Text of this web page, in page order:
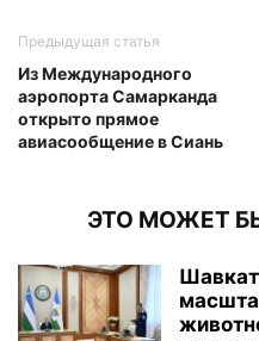
Предыдущая статья
Из Международного
аэропорта Самарканда
открыто прямое
авиасообщение в Сиань
ЭТО МОЖЕТ